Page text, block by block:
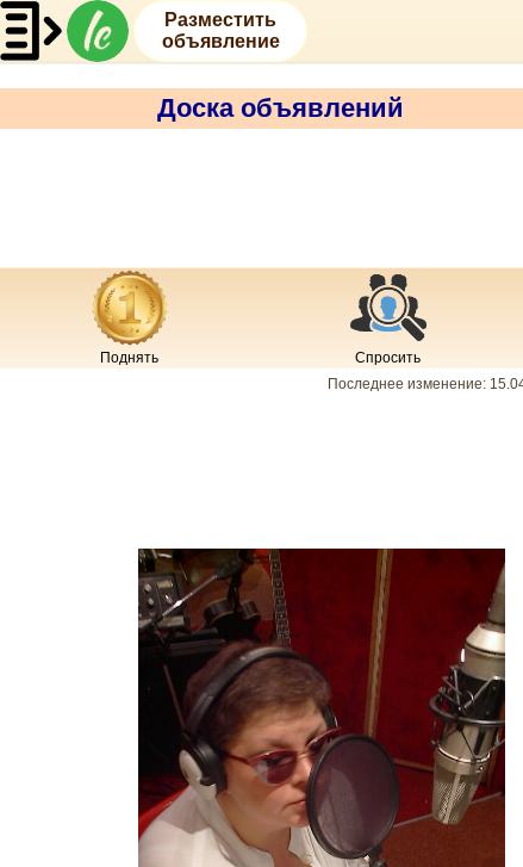
Разместить
объявление
Доска объявлений
Поднять Спросить
Последнее изменение: